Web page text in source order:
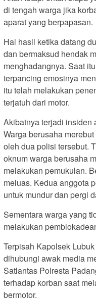
di tengah warga jika
aparat yang berpapasan.
Hal hasil ketika datang
dan bermaksud hendak
menghadangnya. Saat
terpancing emosinya
itu telah melakukan
terjatuh dari motor.
Akibatnya terjadi insiden
Warga berusaha
oleh dua polisi tersebut.
oknum warga berusaha
melakukan pemukulan.
meluas. Kedua anggota
untuk mundur dan pergi
Sementara warga yang
melakukan
Terpisah Kapolsek
dihubungi awak media
Satlantas Polresta
terhadap korban saat
bermotor.